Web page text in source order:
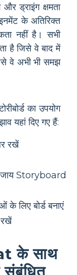
ड्राइंग क्षमता
के अतिरिक्त
नहीं है। सभी
है जिसे वे बाद में
वे अभी भी समझ
का उपयोग
यहां दिए गए हैं:
रखें
Storyboard
लिए बोर्ड बनाएं
रखें
के साथ